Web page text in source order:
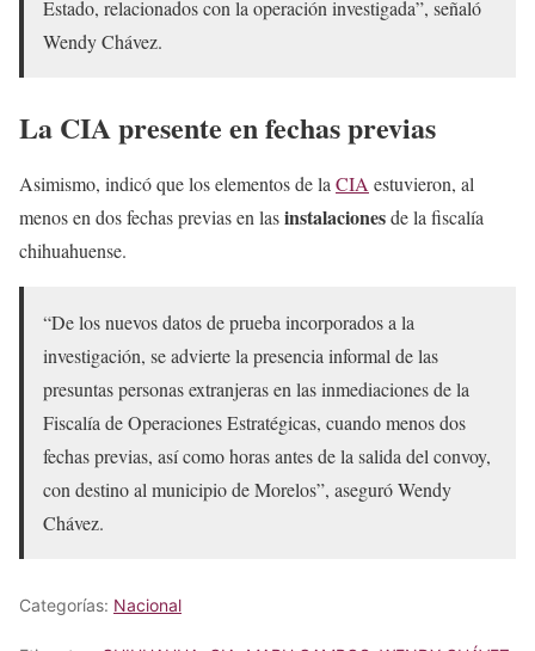
Estado, relacionados con la operación investigada”, señaló
Wendy Chávez.
La CIA presente en fechas previas
Asimismo, indicó que los elementos de laCIA estuvieron, al
menos en dos fechas previas en lasinstalacionesde la fiscalía
chihuahuense.
“De los nuevos datos de prueba incorporados a la
investigación, se advierte la presencia informal de las
presuntas personas extranjeras en las inmediaciones de la
Fiscalía de Operaciones Estratégicas, cuando menos dos
fechas previas, así como horas antes de la salida del convoy,
con destino al municipio de Morelos”, aseguró Wendy
Chávez.
Categorías: Nacional